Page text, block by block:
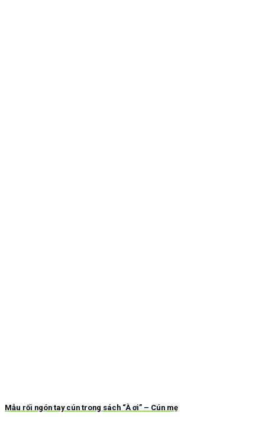
Mẫu rối ngón tay cún trong sách “À ơi” – Cún mẹ